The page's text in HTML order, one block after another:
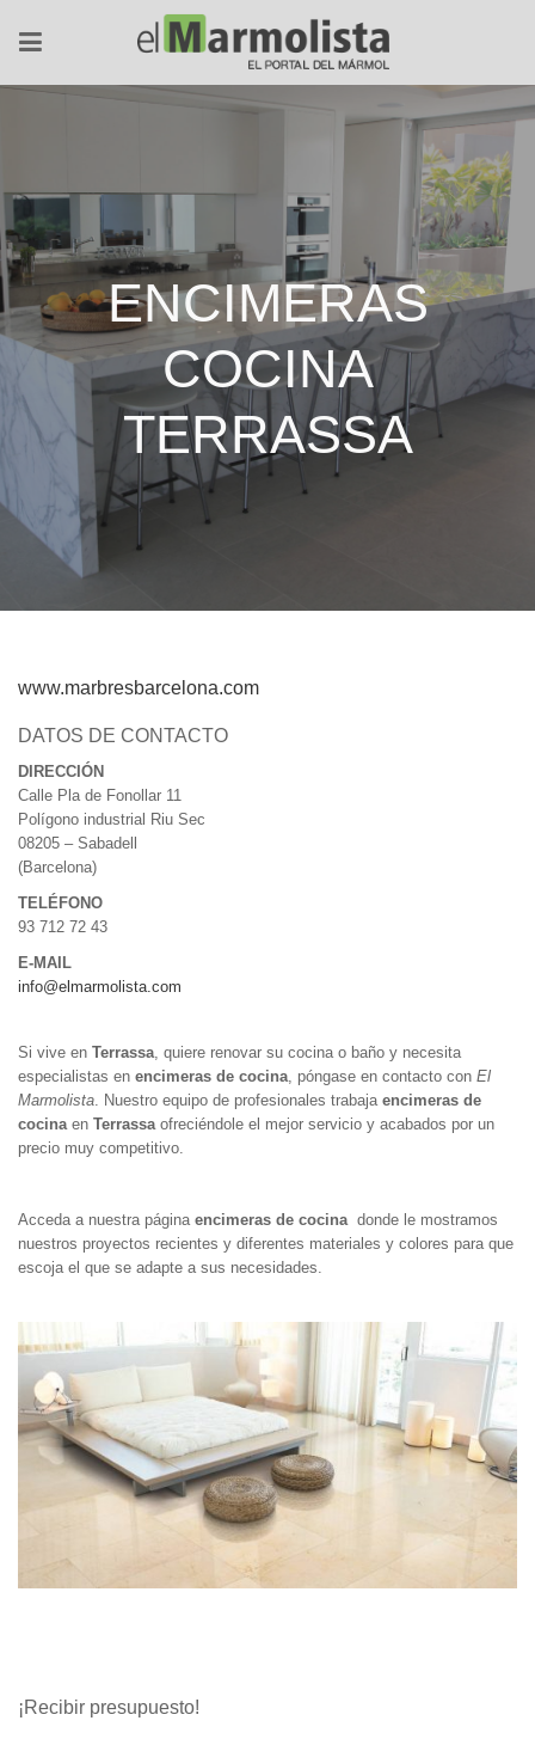
ENCIMERAS
COCINA
TERRASSA
www.marbresbarcelona.com
DATOS DE CONTACTO
DIRECCIÓN
Calle Pla de Fonollar 11
Polígono industrial Riu Sec
08205 – Sabadell
(Barcelona)
TELÉFONO
93 712 72 43
E-MAIL
info@elmarmolista.com
Si vive en Terrassa, quiere renovar su cocina o baño y necesita
especialistas en encimeras de cocina, póngase en contacto con El
Marmolista. Nuestro equipo de profesionales trabaja encimeras de
cocina en Terrassa ofreciéndole el mejor servicio y acabados por un
precio muy competitivo.
Acceda a nuestra página encimeras de cocinadonde le mostramos
nuestros proyectos recientes y diferentes materiales y colores para que
escoja el que se adapte a sus necesidades.
¡Recibir presupuesto!